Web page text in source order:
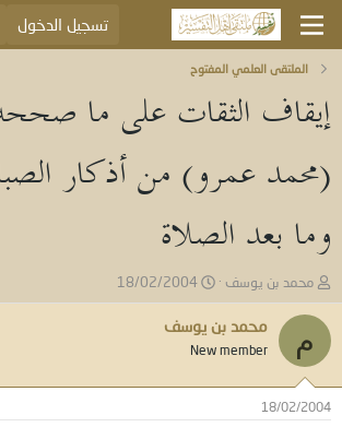
تسجيل الدخول
الملتقى العلمي المفتوح
إيقاف الثقات على ما
(محمد عمرو) من أذكار
وما بعد الصلاة
ب
ا
د
ئ
ل
م
و
محمد بن يوسف
ت
ا
ر
ي
خ
ب
18/02/2004
م محمد بن يوسف
New member
18/02/2004